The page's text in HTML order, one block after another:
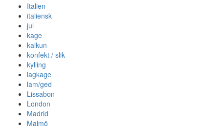
Italien
italiensk
jul
kage
kalkun
konfekt / slik
kylling
lagkage
lam/ged
Lissabon
London
Madrid
Malmö